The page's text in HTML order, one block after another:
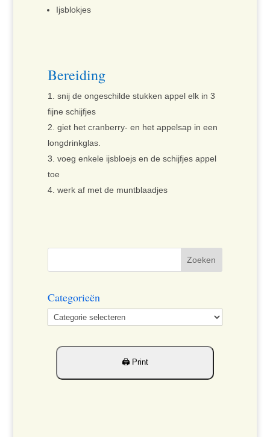
Ijsblokjes
Bereiding
snij de ongeschilde stukken appel elk in 3
fijne schijfjes
giet het cranberry- en het appelsap in een
longdrinkglas.
voeg enkele ijsbloejs en de schijfjes appel
toe
werk af met de muntblaadjes
Categorieën
Categorieën